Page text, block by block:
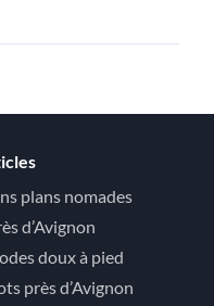
plans nomades
d’Avignon
doux à pied
près d’Avignon